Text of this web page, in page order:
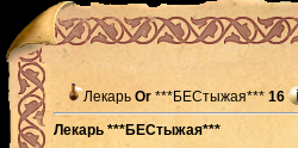
Лекарь Or ***БЕСтыжая*** 16
Лекарь ***БЕСтыжая***